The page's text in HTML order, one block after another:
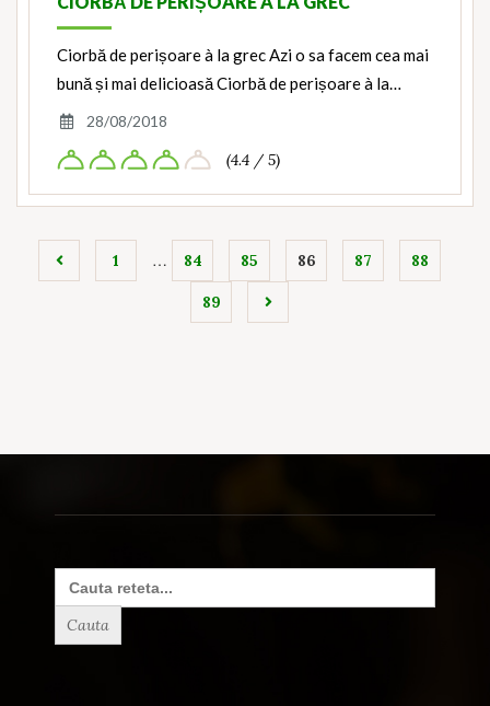
Ciorbă de perișoare à la grec Azi o sa facem cea mai
bună și mai delicioasă Ciorbă de perișoare à la…
28/08/2018
(4.4 / 5)
1 … 84 85 86 87 88
89
Search
for: